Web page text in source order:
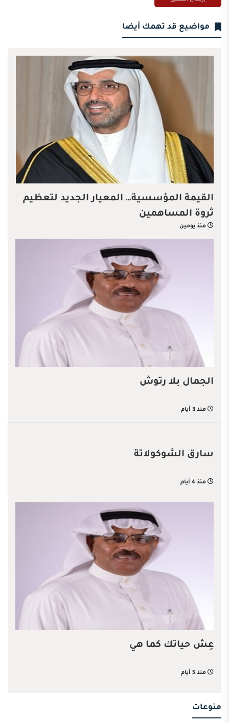
مواضيع قد تهمك أيضا
القيمة المؤسسية… المعيار الجديد لتعظيم
ثروة المساهمين
منذ يومين
الجمال بلا رتوش
منذ 3 أيام
سارق الشوكولاتة
منذ 4 أيام
عِش حياتك كما هي
منذ 5 أيام
منوعات